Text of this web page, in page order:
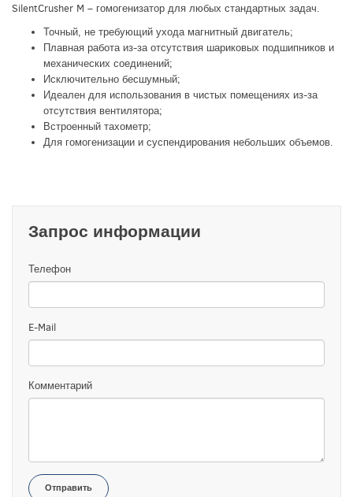
SilentCrusher M – гомогенизатор для любых стандартных задач.
Точный, не требующий ухода магнитный двигатель;
Плавная работа из-за отсутствия шариковых подшипников и
механических соединений;
Исключительно бесшумный;
Идеален для использования в чистых помещениях из-за
отсутствия вентилятора;
Встроенный тахометр;
Для гомогенизации и суспендирования небольших объемов.
Запрос информации
Телефон
E-Mail
Комментарий
Отправить